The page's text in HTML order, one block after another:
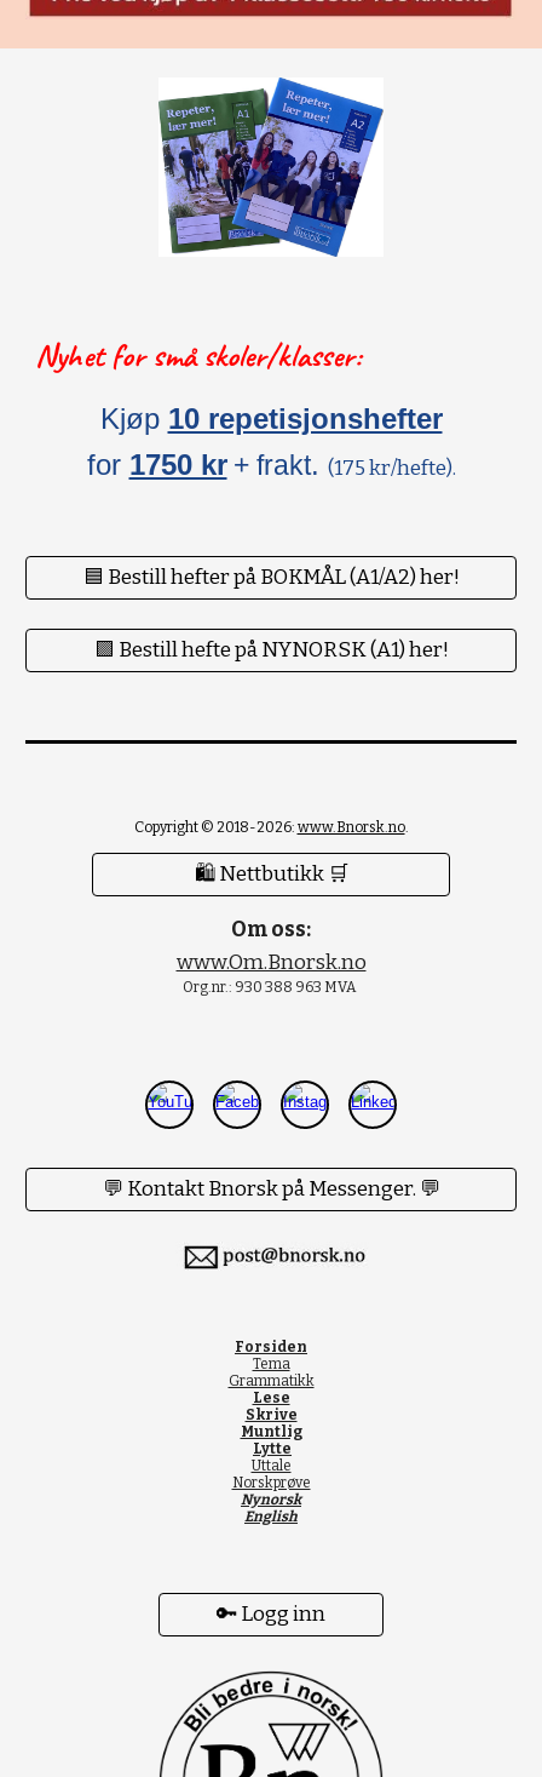
Nyhet for små skoler/klasser:
Kjøp 10 repetisjonshefter
for 1750 kr + frakt. (175 kr/hefte).
🟦 Bestill hefter på BOKMÅL (A1/A2) her!
🟪 Bestill hefte på NYNORSK (A1) her!
Copyright © 2018-2026: www.Bnorsk.no.
🛍 Nettbutikk 🛒
Om oss:
www.Om.Bnorsk.no
Org.nr.: 930 388 963 MVA
💬 Kontakt Bnorsk på Messenger. 💬
Forsiden
Tema
Grammatikk
Lese
Skrive
Muntlig
Lytte
Uttale
Norskprøve
Nynorsk
English
🔑 Logg inn